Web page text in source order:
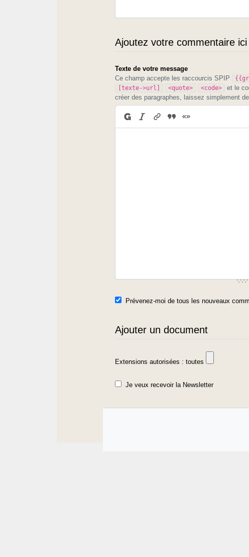
Ajoutez votre commentaire ici
Texte de votre message
Ce champ accepte les raccourcis SPIP
[texte->url]
<quote> <code> et le
créer des paragraphes, laissez simplement
Prévenez-moi de tous les nouveaux
Ajouter un document
Extensions autorisées : toutes
Je veux recevoir la Newsletter